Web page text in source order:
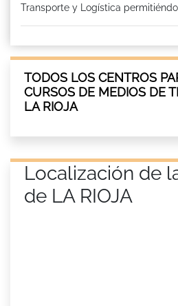
Transporte y Logística
TODOS LOS CENTROS
CURSOS DE MEDIOS DE
LA RIOJA
Localización de
de LA RIOJA